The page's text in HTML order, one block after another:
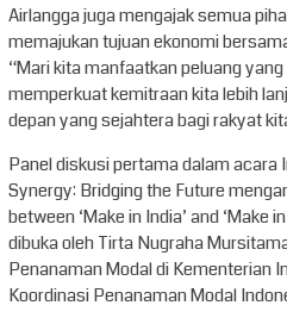
Airlangga juga mengajak semua
memajukan tujuan ekonomi
“Mari kita manfaatkan peluang
memperkuat kemitraan kita lebih
depan yang sejahtera bagi rakyat
Panel diskusi pertama dalam
Synergy: Bridging the Future
between ‘Make in India’ and ‘Make
dibuka oleh Tirta Nugraha
Penanaman Modal di Kementerian
Koordinasi Penanaman Modal